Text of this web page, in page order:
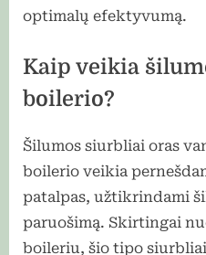
optimalų efektyvumą.
Kaip veikia
boilerio?
Šilumos siurbliai oras
boilerio veikia
patalpas, užtikrindami
paruošimą. Skirtingai
boileriu, šio tipo